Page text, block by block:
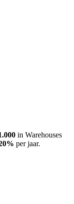
in Warehouses
per jaar.